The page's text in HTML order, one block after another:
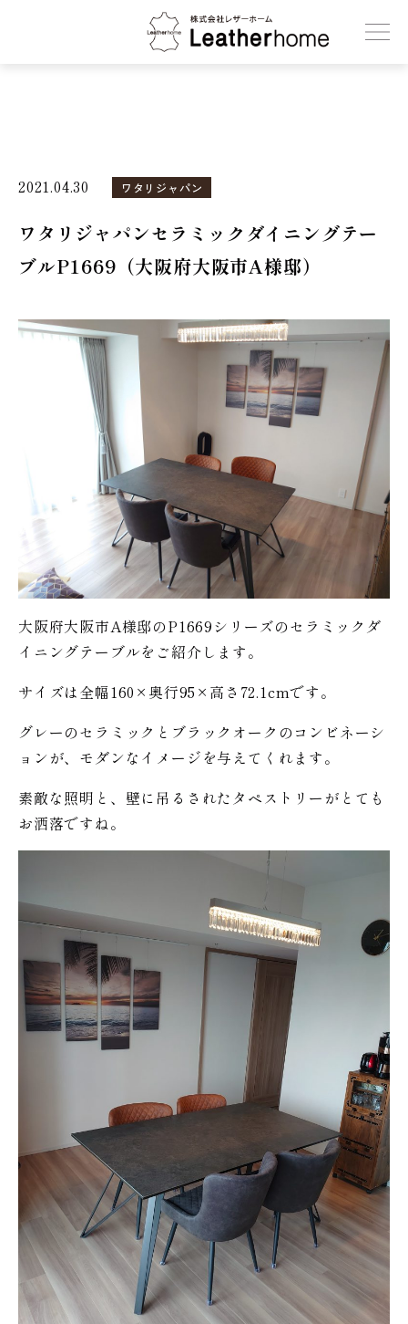
株式会社レザーホーム
2021.04.30 ワタリジャパン
ワタリジャパンセラミックダイニングテー
ブルP1669（大阪府大阪市A様邸）
大阪府大阪市A様邸のP1669シリーズのセラミックダ
イニングテーブルをご紹介します。
サイズは全幅160×奥行95×高さ72.1cmです。
グレーのセラミックとブラックオークのコンビネーシ
ョンが、モダンなイメージを与えてくれます。
素敵な照明と、壁に吊るされたタペストリーがとても
お洒落ですね。